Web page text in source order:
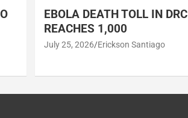
EBOLA DEATH TOLL IN DRC
REACHES 1,000
July 25, 2026 Erickson Santiago